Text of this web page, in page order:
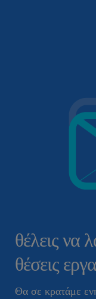
θέλεις να
θέσεις
Θα σε κρατάμε